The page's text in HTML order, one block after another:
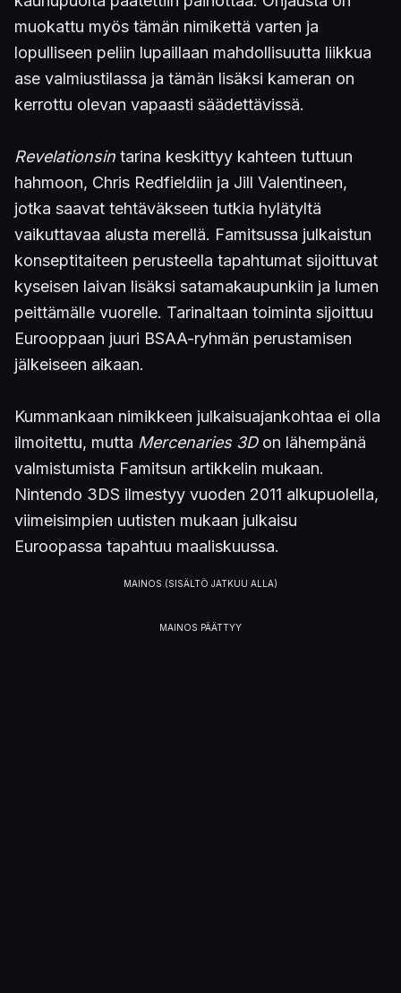
muokattu myös tämän nimikettä varten ja
lopulliseen peliin lupaillaan mahdollisuutta liikkua
ase valmiustilassa ja tämän lisäksi kameran on
kerrottu olevan vapaasti säädettävissä.
Revelationsin tarina keskittyy kahteen tuttuun
hahmoon, Chris Redfieldiin ja Jill Valentineen,
jotka saavat tehtäväkseen tutkia hylätyltä
vaikuttavaa alusta merellä. Famitsussa julkaistun
konseptitaiteen perusteella tapahtumat sijoittuvat
kyseisen laivan lisäksi satamakaupunkiin ja lumen
peittämälle vuorelle. Tarinaltaan toiminta sijoittuu
Eurooppaan juuri BSAA-ryhmän perustamisen
jälkeiseen aikaan.
Kummankaan nimikkeen julkaisuajankohtaa ei olla
ilmoitettu, mutta Mercenaries 3Don lähempänä
valmistumista Famitsun artikkelin mukaan.
Nintendo 3DS ilmestyy vuoden 2011 alkupuolella,
viimeisimpien uutisten mukaan julkaisu
Euroopassa tapahtuu maaliskuussa.